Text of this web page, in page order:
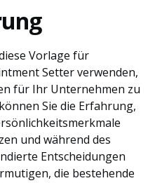
Vorlage für
Setter verwenden,
für Ihr Unternehmen zu
Sie die Erfahrung,
und während des
Entscheidungen
die bestehende